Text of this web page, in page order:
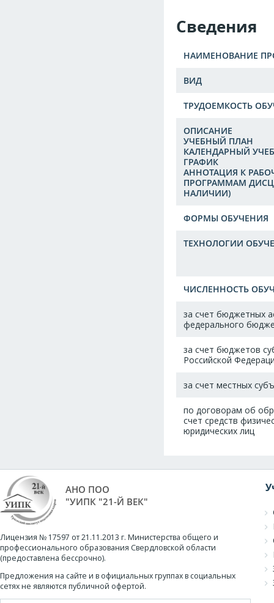
Сведения
НАИМЕНОВАНИЕ
ВИД
ТРУДОЕМКОСТЬ
ОПИСАНИЕ
УЧЕБНЫЙ ПЛАН
КАЛЕНДАРНЫЙ
ГРАФИК
АННОТАЦИЯ К
ПРОГРАММАМ
НАЛИЧИИ)
ФОРМЫ ОБУЧЕНИЯ
ТЕХНОЛОГИИ
ЧИСЛЕННОСТЬ
за счет бюджетных
федерального
за счет бюджетов
Российской
за счет местных
по договорам об
счет средств
юридических лиц
АНО ПОО
"УИПК "21-Й ВЕК"
Лицензия № 17597 от 21.11.2013 г. Министерства общего и
профессионального образования Свердловской области
(предоставлена бессрочно).
Предложения на сайте и в официальных группах в социальных
сетях не являются публичной офертой.